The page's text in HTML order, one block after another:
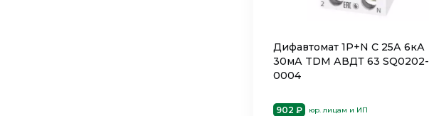
Дифавтомат 1P+N C 25А 6кА
30мА TDM АВДТ 63 SQ0202-
0004
902 ₽ юр. лицам и ИП